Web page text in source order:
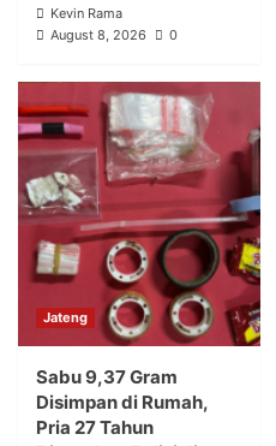
Kevin Rama
August 8, 2026
0
Jateng
Sabu 9,37 Gram
Disimpan di Rumah,
Pria 27 Tahun